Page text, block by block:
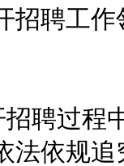
招聘工
过程中
法依规